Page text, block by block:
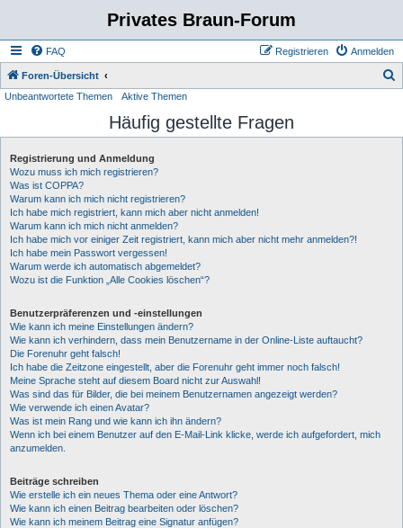
Privates Braun-Forum
FAQ Anmelden
Registrieren
Foren-Übersicht
h
Unbeantwortete Themen Aktive Themen
Häufig gestellte Fragen
Registrierung und Anmeldung
Wozu muss ich mich registrieren?
Was ist COPPA?
Warum kann ich mich nicht registrieren?
Ich habe mich registriert, kann mich aber nicht anmelden!
Warum kann ich mich nicht anmelden?
Ich habe mich vor einiger Zeit registriert, kann mich aber nicht mehr anmelden?!
Ich habe mein Passwort vergessen!
Warum werde ich automatisch abgemeldet?
Wozu ist die Funktion „Alle Cookies löschen“?
Benutzerpräferenzen und -einstellungen
Wie kann ich meine Einstellungen ändern?
Wie kann ich verhindern, dass mein Benutzername in der Online-Liste auftaucht?
Die Forenuhr geht falsch!
Ich habe die Zeitzone eingestellt, aber die Forenuhr geht immer noch falsch!
Meine Sprache steht auf diesem Board nicht zur Auswahl!
Was sind das für Bilder, die bei meinem Benutzernamen angezeigt werden?
Wie verwende ich einen Avatar?
Was ist mein Rang und wie kann ich ihn ändern?
Wenn ich bei einem Benutzer auf den E-Mail-Link klicke, werde ich aufgefordert, mich
anzumelden.
Beiträge schreiben
Wie erstelle ich ein neues Thema oder eine Antwort?
Wie kann ich einen Beitrag bearbeiten oder löschen?
Wie kann ich meinem Beitrag eine Signatur anfügen?